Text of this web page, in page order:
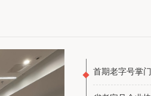
通知 首期老字号掌